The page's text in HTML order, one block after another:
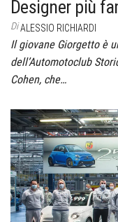
Designer più
DiALESSIO RICHIARDI
Il giovane Giorgetto è
dell’Automotoclub
Cohen, che…